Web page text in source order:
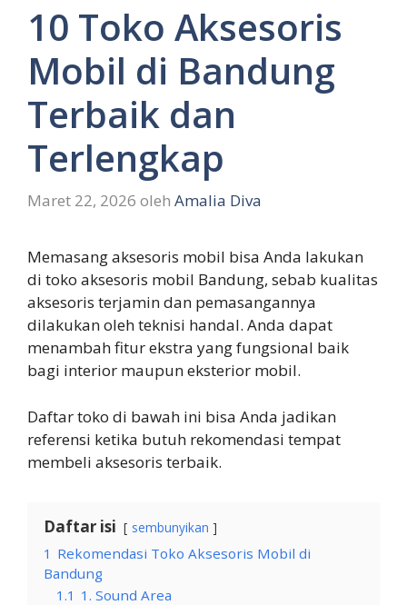
10 Toko Aksesoris
Mobil di Bandung
Terbaik dan
Terlengkap
Maret 22, 2026 oleh Amalia Diva
Memasang aksesoris mobil bisa Anda lakukan
di toko aksesoris mobil Bandung, sebab kualitas
aksesoris terjamin dan pemasangannya
dilakukan oleh teknisi handal. Anda dapat
menambah fitur ekstra yang fungsional baik
bagi interior maupun eksterior mobil.
Daftar toko di bawah ini bisa Anda jadikan
referensi ketika butuh rekomendasi tempat
membeli aksesoris terbaik.
Daftar isi sembunyikan
1 Rekomendasi Toko Aksesoris Mobil di
Bandung
1.1 1. Sound Area